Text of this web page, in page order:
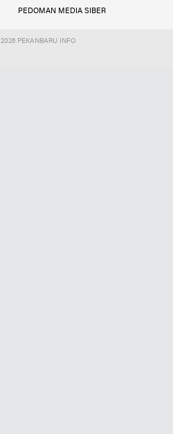
PEDOMAN MEDIA SIBER
2026 PEKANBARU INFO